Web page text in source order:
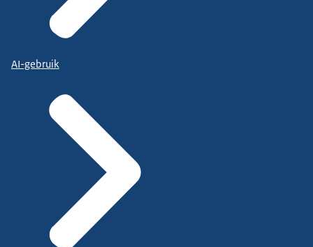
AI-gebruik